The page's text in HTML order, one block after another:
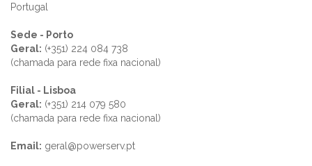
Portugal
Sede - Porto
Geral: (+351) 224 084 738
(chamada para rede fixa nacional)
Filial - Lisboa
Geral: (+351) 214 079 580
(chamada para rede fixa nacional)
Email: geral@powerserv.pt